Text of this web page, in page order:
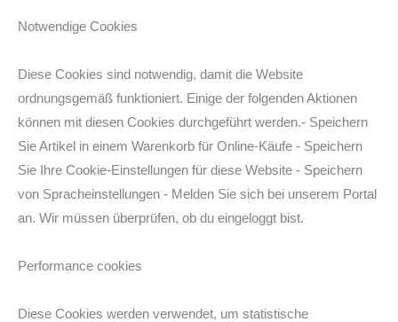
Notwendige Cookies
Diese Cookies sind notwendig, damit die Website
ordnungsgemäß funktioniert. Einige der folgenden Aktionen
können mit diesen Cookies durchgeführt werden.- Speichern
Sie Artikel in einem Warenkorb für Online-Käufe - Speichern
Sie Ihre Cookie-Einstellungen für diese Website - Speichern
von Spracheinstellungen - Melden Sie sich bei unserem Portal
an. Wir müssen überprüfen, ob du eingeloggt bist.
Performance cookies
Diese Cookies werden verwendet, um statistische